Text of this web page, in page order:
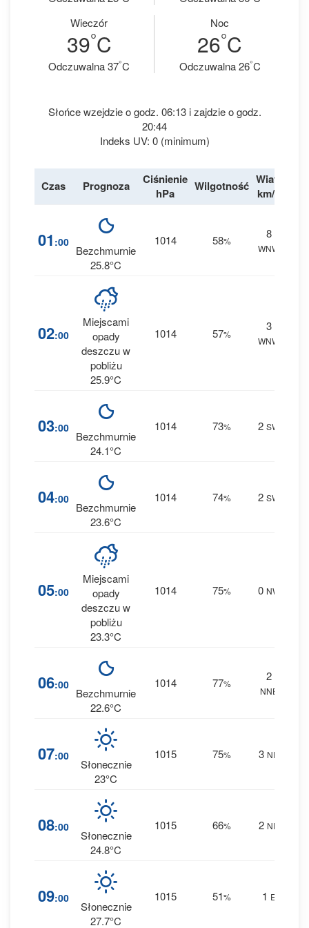
Wieczór
39°C
Odczuwalna 37°C
Noc
26°C
Odczuwalna 26°C
Słońce wzejdzie o godz. 06:13 i zajdzie o godz.
20:44
Indeks UV: 0 (minimum)
Czas Prognoza
Ciśnienie
hPa
Wilgotność Wiatr
km/h
01 :00
Bezchmurnie
25.8°C
1014 58%
8
WNW
02:00
Miejscami
opady
deszczu w
pobliżu
25.9°C
1014 57%
3
WNW
03:00
Bezchmurnie
24.1°C
1014 73% 2 SW
04:00
Bezchmurnie
23.6°C
1014 74% 2 SW
05:00
Miejscami
opady
deszczu w
pobliżu
23.3°C
1014 75% 0 NW
06:00
Bezchmurnie
22.6°C
1014 77%
2
NNE
07:00
Słonecznie
23°C
1015 75% 3 NE
08:00
Słonecznie
24.8°C
1015 66% 2 NE
09:00
Słonecznie
27.7°C
1015 51% 1 E